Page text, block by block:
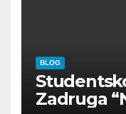
BLOG
Zadruga